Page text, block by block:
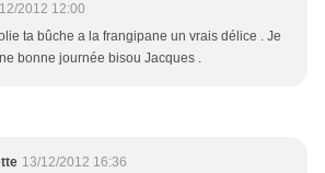
2012 12:00
ta bûche a la frangipane un vrais délice . Je
bonne journée bisou Jacques .
13/12/2012 16:36